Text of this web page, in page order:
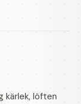
kärlek, löften